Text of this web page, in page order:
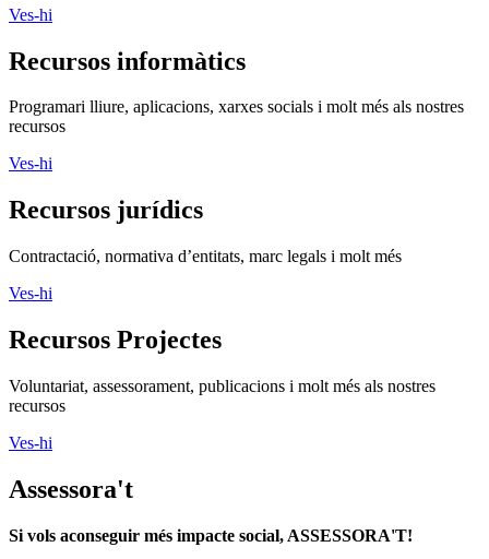
Ves-hi
Recursos informàtics
Programari lliure, aplicacions, xarxes socials i molt més als nostres
recursos
Ves-hi
Recursos jurídics
Contractació, normativa d’entitats, marc legals i molt més
Ves-hi
Recursos Projectes
Voluntariat, assessorament, publicacions i molt més als nostres
recursos
Ves-hi
Assessora't
Si vols aconseguir més impacte social, ASSESSORA'T!